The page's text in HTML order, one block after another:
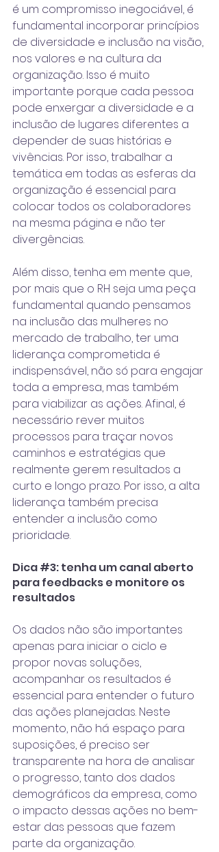
é um compromisso inegociável, é
fundamental incorporar princípios
de diversidade e inclusão na visão,
nos valores e na cultura da
organização. Isso é muito
importante porque cada pessoa
pode enxergar a diversidade e a
inclusão de lugares diferentes a
depender de suas histórias e
vivências. Por isso, trabalhar a
temática em todas as esferas da
organização é essencial para
colocar todos os colaboradores
na mesma página e não ter
divergências.
Além disso, tenha em mente que,
por mais que o RH seja uma peça
fundamental quando pensamos
na inclusão das mulheres no
mercado de trabalho, ter uma
liderança comprometida é
indispensável, não só para engajar
toda a empresa, mas também
para viabilizar as ações. Afinal, é
necessário rever muitos
processos para traçar novos
caminhos e estratégias que
realmente gerem resultados a
curto e longo prazo. Por isso, a alta
liderança também precisa
entender a inclusão como
prioridade.
Dica #3: tenha um canal aberto
para feedbacks e monitore os
resultados
Os dados não são importantes
apenas para iniciar o ciclo e
propor novas soluções,
acompanhar os resultados é
essencial para entender o futuro
das ações planejadas. Neste
momento, não há espaço para
suposições, é preciso ser
transparente na hora de analisar
o progresso, tanto dos dados
demográficos da empresa, como
o impacto dessas ações no bem-
estar das pessoas que fazem
parte da organização.